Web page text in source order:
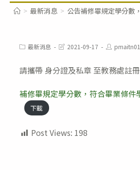
> 最新消息 > 公告補修畢規定學分數
Post最新消息
Post2021-09-17
Post
author:
pmaitn01
請攜帶 身分證及私章 至教務處註
補修畢規定學分數，符合畢業條件
下載
Post Views: 198